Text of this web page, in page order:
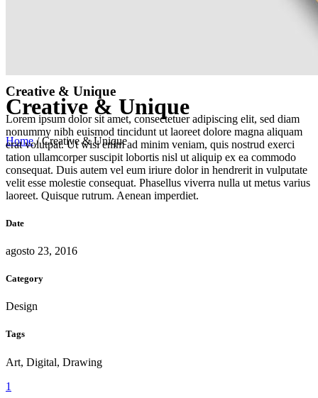
Creative & Unique
Home/Creative & Unique
Creative & Unique
Lorem ipsum dolor sit amet, consectetuer adipiscing elit, sed diam
nonummy nibh euismod tincidunt ut laoreet dolore magna aliquam
erat volutpat. Ut wisi enim ad minim veniam, quis nostrud exerci
tation ullamcorper suscipit lobortis nisl ut aliquip ex ea commodo
consequat. Duis autem vel eum iriure dolor in hendrerit in vulputate
velit esse molestie consequat. Phasellus viverra nulla ut metus varius
laoreet. Quisque rutrum. Aenean imperdiet.
Date
agosto 23, 2016
Category
Design
Tags
Art, Digital, Drawing
1